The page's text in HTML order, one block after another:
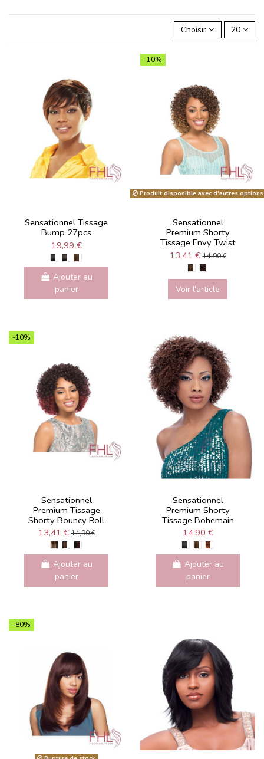
Choisir 20
Sensationnel Tissage
Bump 27pcs
19,99 €
Ajouter au
panier
-10%
Produit disponible avec d'autres options
Sensationnel
Premium Shorty
Tissage Envy Twist
13,41 €14,90 €
Voir l'article
-10%
Sensationnel
Premium Tissage
Shorty Bouncy Roll
13,41 €14,90 €
Ajouter au
panier
Sensationnel
Premium Shorty
Tissage Bohemain
14,90 €
Ajouter au
panier
-80%